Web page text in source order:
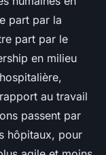
part par la
part par le
en milieu
au travail
passent par
hôpitaux, pour